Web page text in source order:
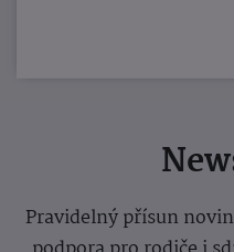
Pravidelný přísun